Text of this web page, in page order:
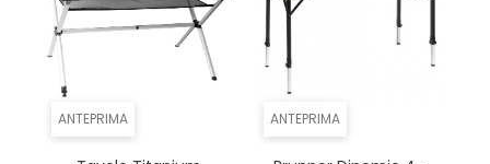
ANTEPRIMA ANTEPRIMA